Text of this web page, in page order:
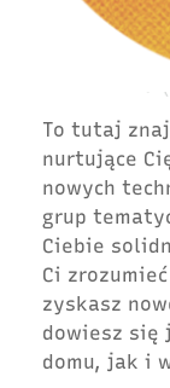
To tutaj
nurtujące
nowych
grup
Ciebie
Ci
zyskasz
dowiesz się
domu, jak i